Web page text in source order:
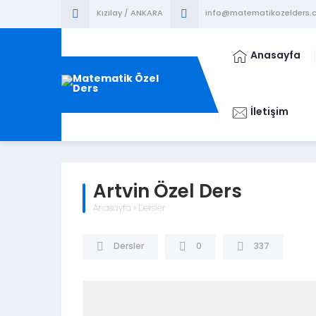
Kızılay / ANKARA
Anasayfa
İletişim
Artvin Özel Ders
Anasayfa » Dersler
Dersler 0 337